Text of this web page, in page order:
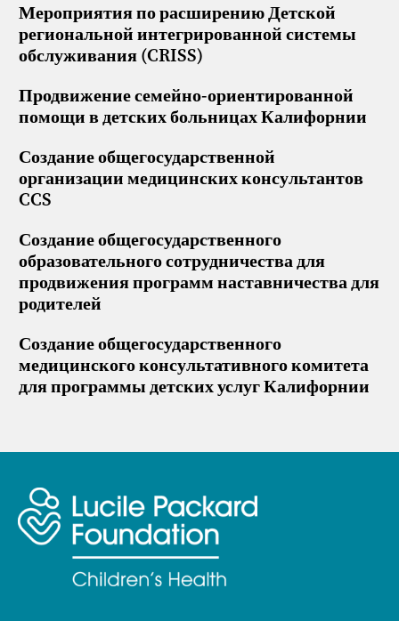
Мероприятия по расширению Детской
региональной интегрированной системы
обслуживания (CRISS)
Продвижение семейно-ориентированной
помощи в детских больницах Калифорнии
Создание общегосударственной
организации медицинских консультантов
CCS
Создание общегосударственного
образовательного сотрудничества для
продвижения программ наставничества для
родителей
Создание общегосударственного
медицинского консультативного комитета
для программы детских услуг Калифорнии